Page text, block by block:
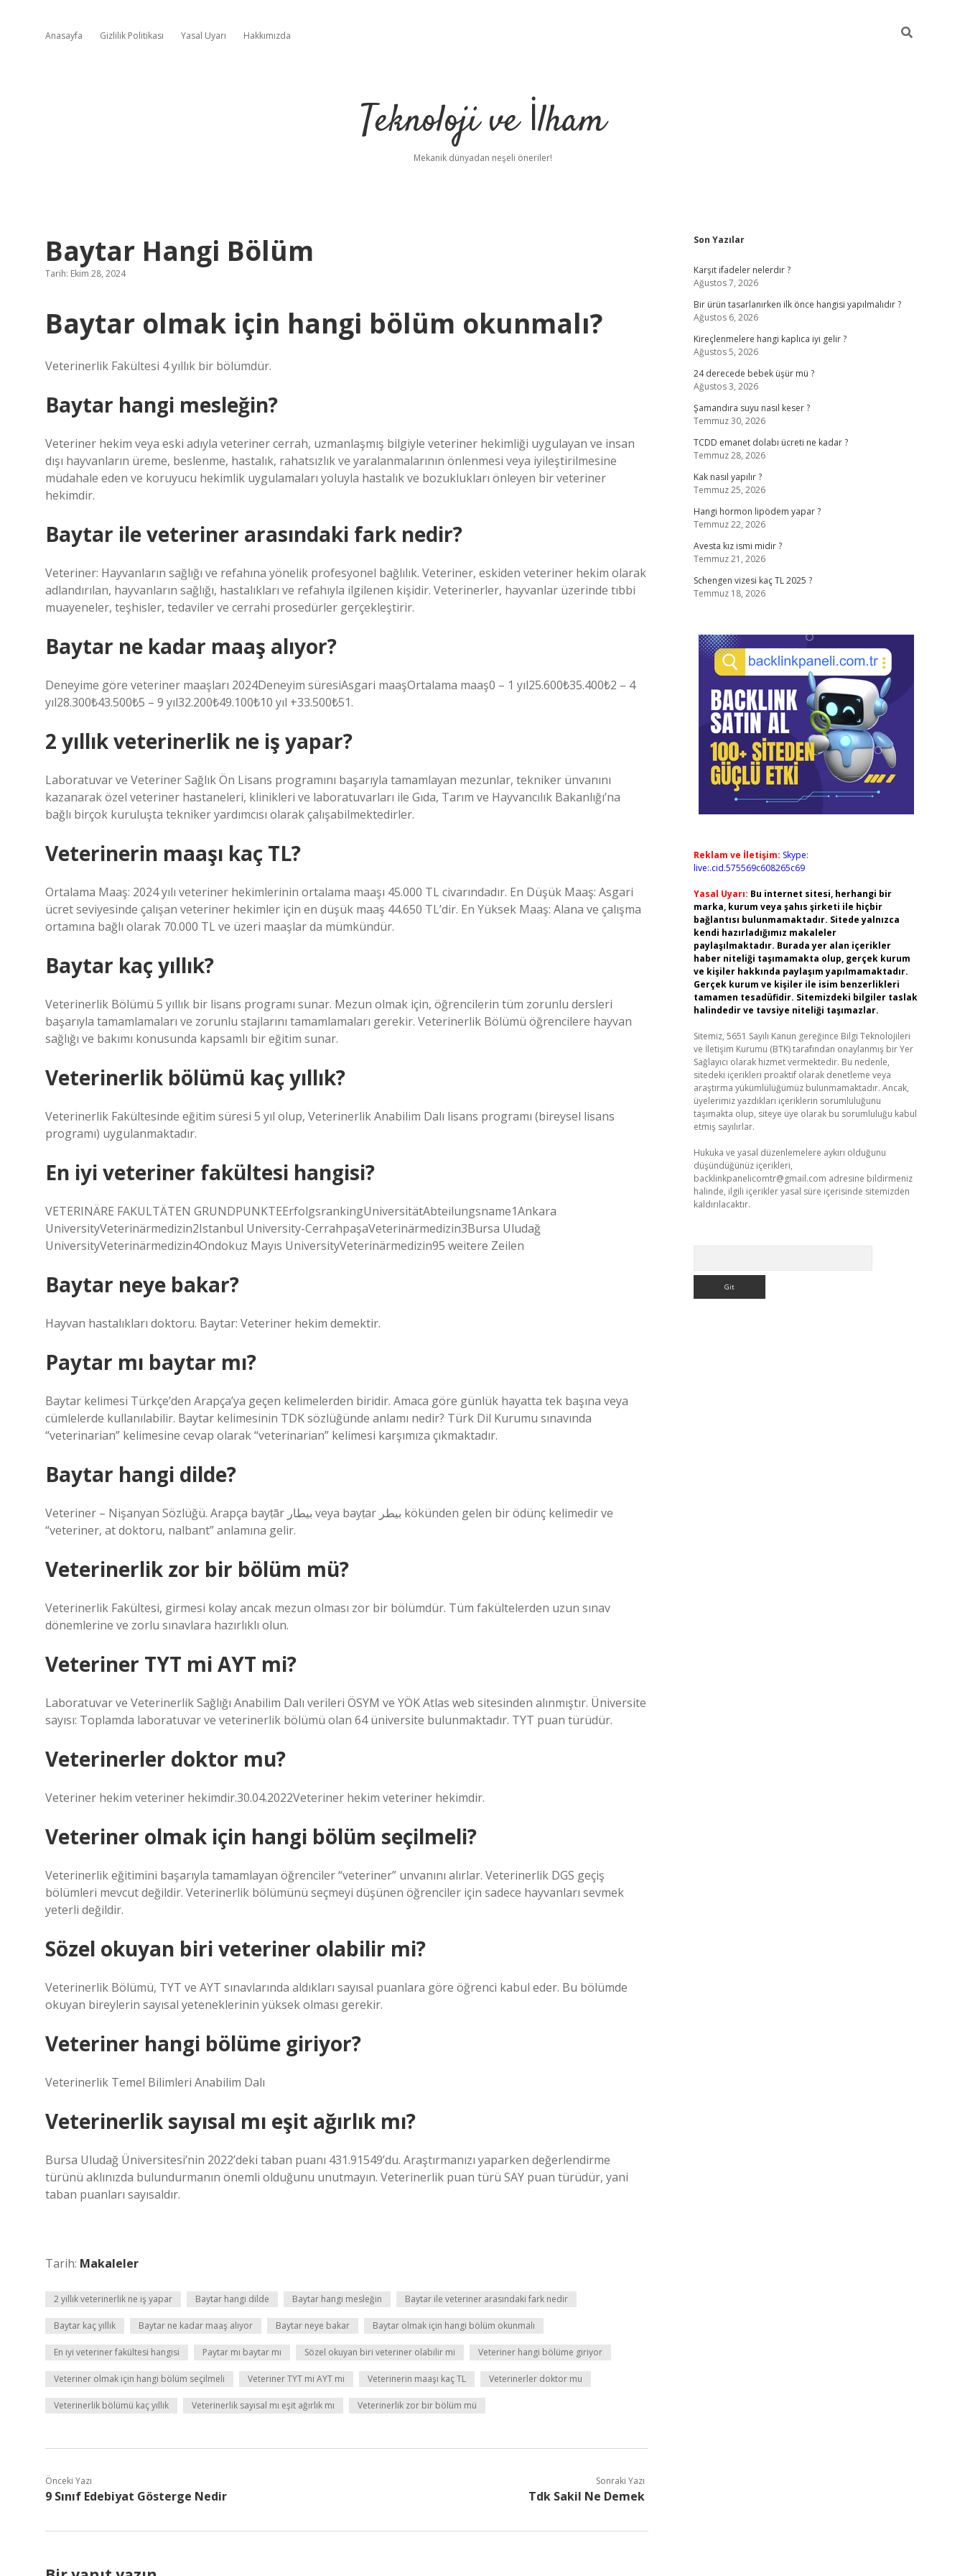
Anasayfa Gizlilik Politikası Yasal Uyarı Hakkımızda
Teknoloji ve İlham
Mekanik dünyadan neşeli öneriler!
Baytar Hangi Bölüm
Tarih: Ekim 28, 2024
Baytar olmak için hangi bölüm okunmalı?
Veterinerlik Fakültesi 4 yıllık bir bölümdür.
Baytar hangi mesleğin?
Veteriner hekim veya eski adıyla veteriner cerrah, uzmanlaşmış bilgiyle veteriner hekimliği uygulayan ve insan
dışı hayvanların üreme, beslenme, hastalık, rahatsızlık ve yaralanmalarının önlenmesi veya iyileştirilmesine
müdahale eden ve koruyucu hekimlik uygulamaları yoluyla hastalık ve bozuklukları önleyen bir veteriner
hekimdir.
Baytar ile veteriner arasındaki fark nedir?
Veteriner: Hayvanların sağlığı ve refahına yönelik profesyonel bağlılık. Veteriner, eskiden veteriner hekim olarak
adlandırılan, hayvanların sağlığı, hastalıkları ve refahıyla ilgilenen kişidir. Veterinerler, hayvanlar üzerinde tıbbi
muayeneler, teşhisler, tedaviler ve cerrahi prosedürler gerçekleştirir.
Baytar ne kadar maaş alıyor?
Deneyime göre veteriner maaşları 2024Deneyim süresiAsgari maaşOrtalama maaş0 – 1 yıl25.600₺35.400₺2 – 4
yıl28.300₺43.500₺5 – 9 yıl32.200₺49.100₺10 yıl +33.500₺51.
2 yıllık veterinerlik ne iş yapar?
Laboratuvar ve Veteriner Sağlık Ön Lisans programını başarıyla tamamlayan mezunlar, tekniker ünvanını
kazanarak özel veteriner hastaneleri, klinikleri ve laboratuvarları ile Gıda, Tarım ve Hayvancılık Bakanlığı’na
bağlı birçok kuruluşta tekniker yardımcısı olarak çalışabilmektedirler.
Veterinerin maaşı kaç TL?
Ortalama Maaş: 2024 yılı veteriner hekimlerinin ortalama maaşı 45.000 TL civarındadır. En Düşük Maaş: Asgari
ücret seviyesinde çalışan veteriner hekimler için en düşük maaş 44.650 TL’dir. En Yüksek Maaş: Alana ve çalışma
ortamına bağlı olarak 70.000 TL ve üzeri maaşlar da mümkündür.
Baytar kaç yıllık?
Veterinerlik Bölümü 5 yıllık bir lisans programı sunar. Mezun olmak için, öğrencilerin tüm zorunlu dersleri
başarıyla tamamlamaları ve zorunlu stajlarını tamamlamaları gerekir. Veterinerlik Bölümü öğrencilere hayvan
sağlığı ve bakımı konusunda kapsamlı bir eğitim sunar.
Veterinerlik bölümü kaç yıllık?
Veterinerlik Fakültesinde eğitim süresi 5 yıl olup, Veterinerlik Anabilim Dalı lisans programı (bireysel lisans
programı) uygulanmaktadır.
En iyi veteriner fakültesi hangisi?
VETERINÄRE FAKULTÄTEN GRUNDPUNKTEErfolgsrankingUniversitätAbteilungsname1Ankara
UniversityVeterinärmedizin2Istanbul University-CerrahpaşaVeterinärmedizin3Bursa Uludağ
UniversityVeterinärmedizin4Ondokuz Mayıs UniversityVeterinärmedizin95 weitere Zeilen
Baytar neye bakar?
Hayvan hastalıkları doktoru. Baytar: Veteriner hekim demektir.
Paytar mı baytar mı?
Baytar kelimesi Türkçe’den Arapça’ya geçen kelimelerden biridir. Amaca göre günlük hayatta tek başına veya
cümlelerde kullanılabilir. Baytar kelimesinin TDK sözlüğünde anlamı nedir? Türk Dil Kurumu sınavında
“veterinarian” kelimesine cevap olarak “veterinarian” kelimesi karşımıza çıkmaktadır.
Baytar hangi dilde?
Veteriner – Nişanyan Sözlüğü. Arapça bayṭār بيطار veya bayṭar بيطر kökünden gelen bir ödünç kelimedir ve
“veteriner, at doktoru, nalbant” anlamına gelir.
Veterinerlik zor bir bölüm mü?
Veterinerlik Fakültesi, girmesi kolay ancak mezun olması zor bir bölümdür. Tüm fakültelerden uzun sınav
dönemlerine ve zorlu sınavlara hazırlıklı olun.
Veteriner TYT mi AYT mi?
Laboratuvar ve Veterinerlik Sağlığı Anabilim Dalı verileri ÖSYM ve YÖK Atlas web sitesinden alınmıştır. Üniversite
sayısı: Toplamda laboratuvar ve veterinerlik bölümü olan 64 üniversite bulunmaktadır. TYT puan türüdür.
Veterinerler doktor mu?
Veteriner hekim veteriner hekimdir.30.04.2022Veteriner hekim veteriner hekimdir.
Veteriner olmak için hangi bölüm seçilmeli?
Veterinerlik eğitimini başarıyla tamamlayan öğrenciler “veteriner” unvanını alırlar. Veterinerlik DGS geçiş
bölümleri mevcut değildir. Veterinerlik bölümünü seçmeyi düşünen öğrenciler için sadece hayvanları sevmek
yeterli değildir.
Sözel okuyan biri veteriner olabilir mi?
Veterinerlik Bölümü, TYT ve AYT sınavlarında aldıkları sayısal puanlara göre öğrenci kabul eder. Bu bölümde
okuyan bireylerin sayısal yeteneklerinin yüksek olması gerekir.
Veteriner hangi bölüme giriyor?
Veterinerlik Temel Bilimleri Anabilim Dalı
Veterinerlik sayısal mı eşit ağırlık mı?
Bursa Uludağ Üniversitesi’nin 2022’deki taban puanı 431.91549’du. Araştırmanızı yaparken değerlendirme
türünü aklınızda bulundurmanın önemli olduğunu unutmayın. Veterinerlik puan türü SAY puan türüdür, yani
taban puanları sayısaldır.
Tarih: Makaleler
2 yıllık veterinerlik ne iş yapar Baytar hangi dilde Baytar hangi mesleğin Baytar ile veteriner arasındaki fark nedir
Baytar kaç yıllık Baytar ne kadar maaş alıyor Baytar neye bakar Baytar olmak için hangi bölüm okunmalı
En iyi veteriner fakültesi hangisi Paytar mı baytar mı Sözel okuyan biri veteriner olabilir mi Veteriner hangi bölüme giriyor
Veteriner olmak için hangi bölüm seçilmeli Veteriner TYT mi AYT mi Veterinerin maaşı kaç TL Veterinerler doktor mu
Veterinerlik bölümü kaç yıllık Veterinerlik sayısal mı eşit ağırlık mı Veterinerlik zor bir bölüm mü
Önceki Yazı
9 Sınıf Edebiyat Gösterge Nedir
Sonraki Yazı
Tdk Sakil Ne Demek
Sidebar
Son Yazılar
Karşıt ifadeler nelerdir ?
Ağustos 7, 2026
Bir ürün tasarlanırken ilk önce hangisi yapılmalıdır ?
Ağustos 6, 2026
Kireçlenmelere hangi kaplıca iyi gelir ?
Ağustos 5, 2026
24 derecede bebek üşür mü ?
Ağustos 3, 2026
Şamandıra suyu nasıl keser ?
Temmuz 30, 2026
TCDD emanet dolabı ücreti ne kadar ?
Temmuz 28, 2026
Kak nasıl yapılır ?
Temmuz 25, 2026
Hangi hormon lipödem yapar ?
Temmuz 22, 2026
Avesta kız ismi midir ?
Temmuz 21, 2026
Schengen vizesi kaç TL 2025 ?
Temmuz 18, 2026
Reklam ve İletişim: Skype:
live:.cid.575569c608265c69
Yasal Uyarı: Bu internet sitesi, herhangi bir
marka, kurum veya şahıs şirketi ile hiçbir
bağlantısı bulunmamaktadır. Sitede yalnızca
kendi hazırladığımız makaleler
paylaşılmaktadır. Burada yer alan içerikler
haber niteliği taşımamakta olup, gerçek kurum
ve kişiler hakkında paylaşım yapılmamaktadır.
Gerçek kurum ve kişiler ile isim benzerlikleri
tamamen tesadüfidir. Sitemizdeki bilgiler taslak
halindedir ve tavsiye niteliği taşımazlar.
Sitemiz, 5651 Sayılı Kanun gereğince Bilgi Teknolojileri
ve İletişim Kurumu (BTK) tarafından onaylanmış bir Yer
Sağlayıcı olarak hizmet vermektedir. Bu nedenle,
sitedeki içerikleri proaktif olarak denetleme veya
araştırma yükümlülüğümüz bulunmamaktadır. Ancak,
üyelerimiz yazdıkları içeriklerin sorumluluğunu
taşımakta olup, siteye üye olarak bu sorumluluğu kabul
etmiş sayılırlar.
Hukuka ve yasal düzenlemelere aykırı olduğunu
düşündüğünüz içerikleri,
backlinkpanelicomtr@gmail.com adresine bildirmeniz
halinde, ilgili içerikler yasal süre içerisinde sitemizden
kaldırılacaktır.